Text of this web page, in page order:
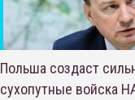
Польша создаст
сухопутные войска